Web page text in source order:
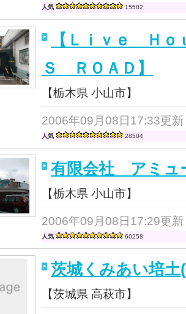
人気 15582
【Ｌｉｖｅ Ｈ
Ｓ ＲＯＡＤ】
【栃木県 小山市】
2006年09月08日17:33更新
人気 28504
有限会社 アミュ
【栃木県 小山市】
2006年09月08日17:29更新
人気 60258
茨城くみあい培土
【茨城県 高萩市】